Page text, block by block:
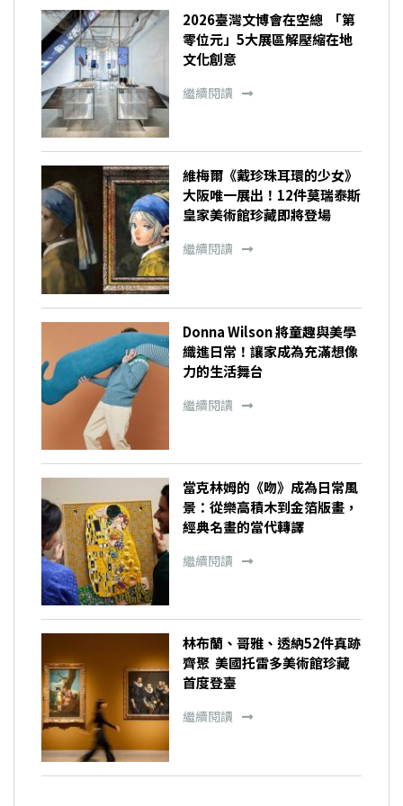
2026臺灣文博會在空總 「第
零位元」5大展區解壓縮在地
文化創意
繼續閱讀
維梅爾《戴珍珠耳環的少女》
大阪唯一展出！12件莫瑞泰斯
皇家美術館珍藏即將登場
繼續閱讀
Donna Wilson 將童趣與美學
織進日常！讓家成為充滿想像
力的生活舞台
繼續閱讀
當克林姆的《吻》成為日常風
景：從樂高積木到金箔版畫，
經典名畫的當代轉譯
繼續閱讀
林布蘭、哥雅、透納52件真跡
齊聚 美國托雷多美術館珍藏
首度登臺
繼續閱讀